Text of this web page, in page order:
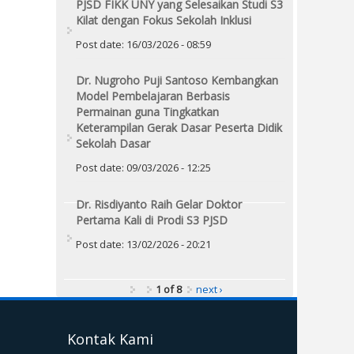
PJSD FIKK UNY yang Selesaikan Studi S3
Kilat dengan Fokus Sekolah Inklusi
Post date: 16/03/2026 - 08:59
Dr. Nugroho Puji Santoso Kembangkan
Model Pembelajaran Berbasis
Permainan guna Tingkatkan
Keterampilan Gerak Dasar Peserta Didik
Sekolah Dasar
Post date: 09/03/2026 - 12:25
Dr. Risdiyanto Raih Gelar Doktor
Pertama Kali di Prodi S3 PJSD
Post date: 13/02/2026 - 20:21
1 of 8 next ›
Kontak Kami